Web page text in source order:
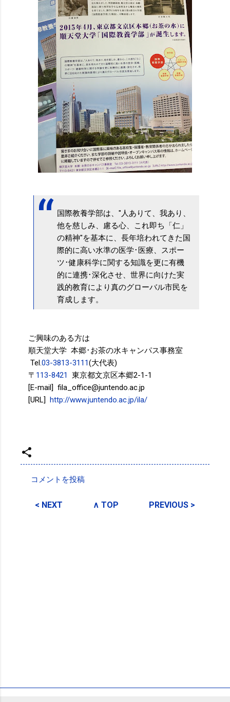
国際教養学部は、"人ありて、我あり、
他を慈しみ、慮る心、これ即ち「仁」
の精神"を基本に、長年培われてきた国
際的に高い水準の医学･医療、スポー
ツ･健康科学に関する知識を更に有機
的に連携･深化させ、世界に向けた実
践的教育により真のグローバル市民を
育成します。
ご興味のある方は
順天堂大学 本郷･お茶の水キャンパス事務室
Tel.03-3813-3111(大代表)
〒 113-8421 東京都文京区本郷2-1-1
[E-mail] fila_office@juntendo.ac.jp
[URL] http://www.juntendo.ac.jp/ila/
メ
コメントを投稿
< NEXT ∧ TOP PREVIOUS >